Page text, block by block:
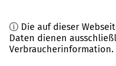
ⓘ Die auf dieser
Daten dienen
Verbraucherinformation.